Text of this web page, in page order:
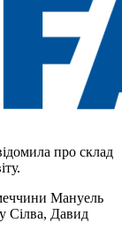
про склад
Мануель
Сілва, Давид